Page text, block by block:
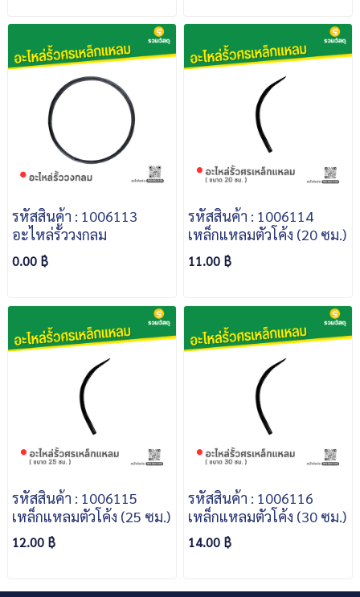
รหัสสินค้า : 1006113
อะไหล่รั้ววงกลม
0.00 ฿
รหัสสินค้า : 1006114
เหล็กแหลมตัวโค้ง (20 ซม.)
11.00 ฿
รหัสสินค้า : 1006115
เหล็กแหลมตัวโค้ง (25 ซม.)
12.00 ฿
รหัสสินค้า : 1006116
เหล็กแหลมตัวโค้ง (30 ซม.)
14.00 ฿